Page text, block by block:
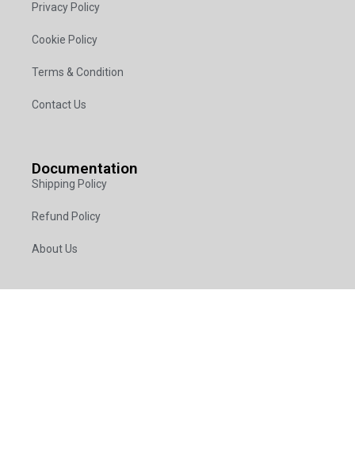
Privacy Policy
Cookie Policy
Terms & Condition
Contact Us
Documentation
Shipping Policy
Refund Policy
About Us